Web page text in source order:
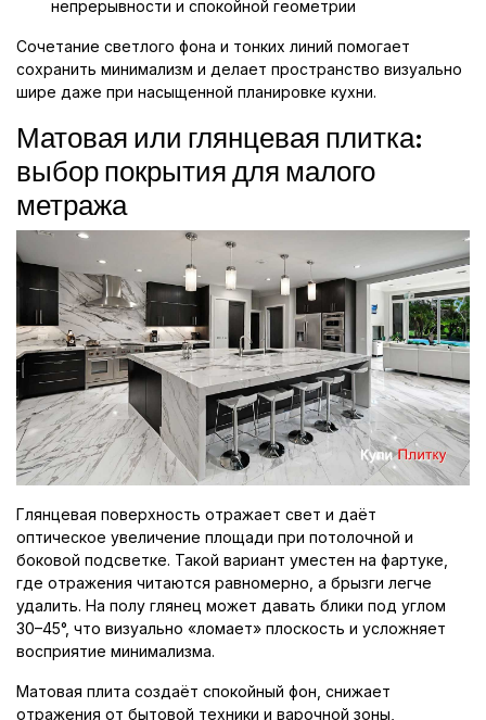
непрерывности и спокойной геометрии
Сочетание светлого фона и тонких линий помогает
сохранить минимализм и делает пространство визуально
шире даже при насыщенной планировке кухни.
Матовая или глянцевая плитка:
выбор покрытия для малого
метража
Глянцевая поверхность отражает свет и даёт
оптическое увеличение площади при потолочной и
боковой подсветке. Такой вариант уместен на фартуке,
где отражения читаются равномерно, а брызги легче
удалить. На полу глянец может давать блики под углом
30–45°, что визуально «ломает» плоскость и усложняет
восприятие минимализма.
Матовая плита создаёт спокойный фон, снижает
отражения от бытовой техники и варочной зоны,